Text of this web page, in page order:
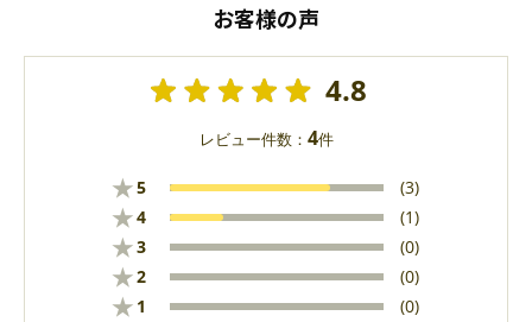
お客様の声
4.8
レビュー件数： 4件
★5 (3)
★4 (1)
★3 (0)
★2 (0)
★ 1 (0)